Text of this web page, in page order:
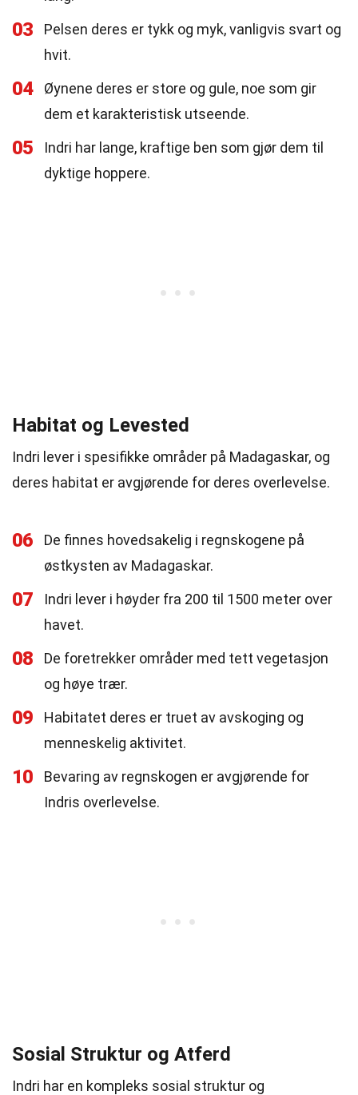
03
Pelsen deres er tykk og myk, vanligvis svart og
hvit.
04
Øynene deres er store og gule, noe som gir
dem et karakteristisk utseende.
05
Indri har lange, kraftige ben som gjør dem til
dyktige hoppere.
Habitat og Levested
Indri lever i spesifikke områder på Madagaskar, og
deres habitat er avgjørende for deres overlevelse.
06
De finnes hovedsakelig i regnskogene på
østkysten av Madagaskar.
07
Indri lever i høyder fra 200 til 1500 meter over
havet.
08
De foretrekker områder med tett vegetasjon
og høye trær.
09
Habitatet deres er truet av avskoging og
menneskelig aktivitet.
10
Bevaring av regnskogen er avgjørende for
Indris overlevelse.
Sosial Struktur og Atferd
Indri har en kompleks sosial struktur og